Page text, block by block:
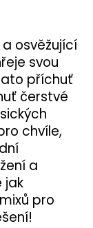
osvěžující
svou
příchuť
čerstvé
chvíle,
a
jak
pro